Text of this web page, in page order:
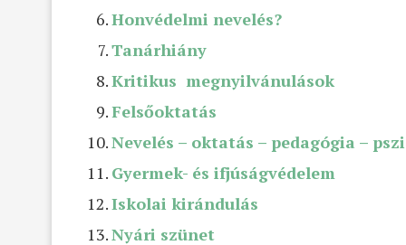
Honvédelmi nevelés?
Tanárhiány
Kritikus megnyilvánulások
Felsőoktatás
Nevelés – oktatás – pedagógia –
Gyermek- és ifjúságvédelem
Iskolai kirándulás
Nyári szünet